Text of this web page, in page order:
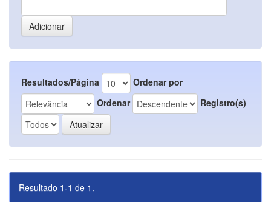
Resultados/Página
Ordenar por
Ordenar
Registro(s)
Resultado 1-1 de 1.